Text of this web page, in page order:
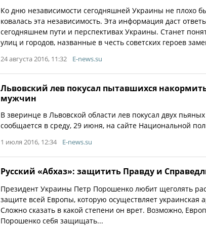
Ко дню независимости сегодняшней Украины не плохо
ковалась эта независимость. Эта информация даст
сегодняшнем пути и перспективах Украины. Станет
улиц и городов, названные в честь советских героев
24 августа 2016, 11:32 E-news.su
Львовский лев покусал пытавшихся
мужчин
В зверинце в Львовской области лев покусал двух
сообщается в среду, 29 июня, на сайте Национальной
1 июля 2016, 12:34 E-news.su
Русский «Абхаз»: защитить Правду и
Президент Украины Петр Порошенко любит щеголять
защите всей Европы, которую осуществляет украинская
Сложно сказать в какой степени он врет. Возможно,
Порошенко себя защищать...